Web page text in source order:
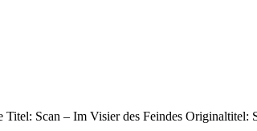
Scan – Im Visier des Feindes Originaltitel: